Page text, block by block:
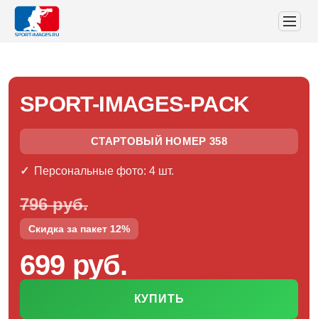
SPORT-IMAGES-PACK
СТАРТОВЫЙ НОМЕР 358
Персональные фото: 4 шт.
796 руб.
Скидка за пакет 12%
699 руб.
КУПИТЬ